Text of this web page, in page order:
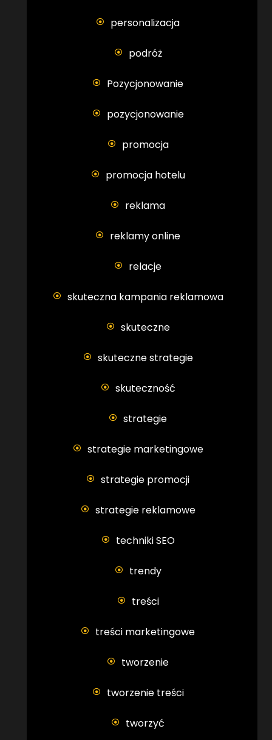
personalizacja
podróż
Pozycjonowanie
pozycjonowanie
promocja
promocja hotelu
reklama
reklamy online
relacje
skuteczna kampania reklamowa
skuteczne
skuteczne strategie
skuteczność
strategie
strategie marketingowe
strategie promocji
strategie reklamowe
techniki SEO
trendy
treści
treści marketingowe
tworzenie
tworzenie treści
tworzyć